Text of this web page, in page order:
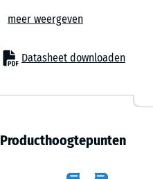
seniorenvoorzieningen,
comfort en kostenefficiëntie
Toepassingen
– Schoolpleinen, kinderopvang
– Fitness- en outdoorfitnesszones
– Seniorenwoningen,
meer weergeven
Datasheet downloaden
m²
x
cm
+ € 6,30
Producthoogtepunten